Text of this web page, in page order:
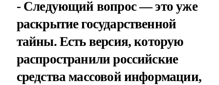
- Следующий вопрос — это уже
раскрытие государственной
тайны. Есть версия, которую
распространили российские
средства массовой информации,